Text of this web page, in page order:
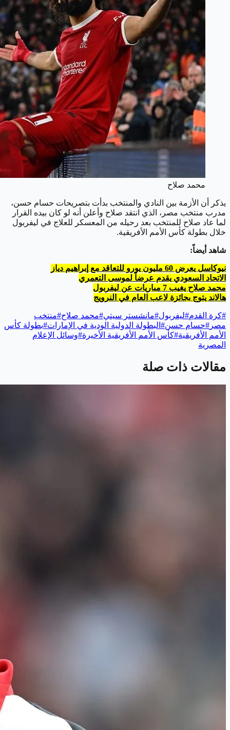
محمد صلاح
يذكر أن الأزمة بين النادي والمنتخب بدأت بتصريحات حسام حسن،
مدرب منتخب مصر، الذي انتقد صلاح وأعلن أنه لو كان بيده القرار
لما عاد صلاح للمنتخب بعد رحيله من المعسكر للعلاج في ليفربول
خلال بطولة كأس الأمم الأفريقية.
شاهد أيضاً:
نيوكاسل يعرض 60 مليون يورو للتعاقد مع إبراهيم دياز
الاتحاد السعودي يقدم عرضاً لموسى التعمري
محمد صلاح يغيب 7 مباريات عن ليفربول
هالاند يتوج بجائزة لاعب العام في النرويج
#كرة القدم#ليفربول#مانشستر سيتي#محمد صلاح#منتخب
مصر #حسام حسن# البطولة الدولية الودية في الإمارات#بطولة كأس
الأمم الأفريقية#كأس الأمم الأفريقية الأخيرة#وسائل الإعلام
المصرية
مقالات ذات صلة